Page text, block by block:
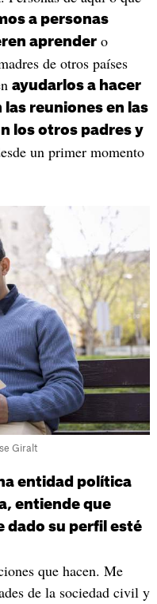
a personas
aprendero
de otros países
ayudarlos a hacer
las reuniones en las
los otros padres y
un primer momento
Giralt
entidad política
entiende que
dado su perfil esté
que hacen. Me
de la sociedad civil y